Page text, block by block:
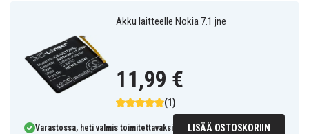
Akku laitteelle Nokia 7.1 jne
(1)
11,99 €
Varastossa, heti valmis toimitettavaksi LISÄÄ OSTOSKORIIN